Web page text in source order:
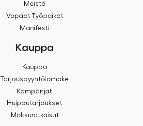
Meistä
Vapaat Työpaikat
Manifesti
Kauppa
Kauppa
Tarjouspyyntölomake
Kampanjat
Huipputarjoukset
Maksuratkaisut